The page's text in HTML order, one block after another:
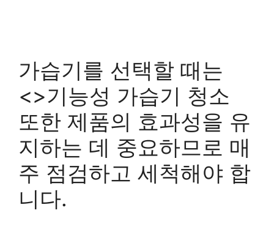
가습기를 선택할 때는
<>기능성 가습기 청소
또한 제품의 효과성을 유
지하는 데 중요하므로 매
주 점검하고 세척해야 합
니다.